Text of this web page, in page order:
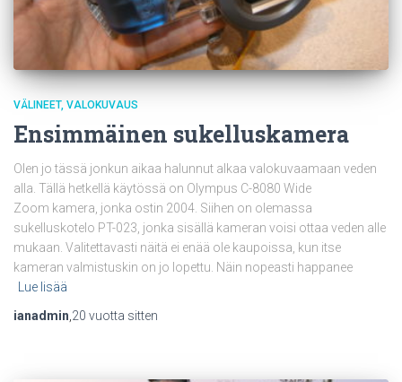
VÄLINEET VALOKUVAUS
Ensimmäinen sukelluskamera
Olen jo tässä jonkun aikaa halunnut alkaa valokuvaamaan veden
alla. Tällä hetkellä käytössä on Olympus C-8080 Wide
Zoom kamera, jonka ostin 2004. Siihen on olemassa
sukelluskotelo PT-023, jonka sisällä kameran voisi ottaa veden alle
mukaan. Valitettavasti näitä ei enää ole kaupoissa, kun itse
kameran valmistuskin on jo lopettu. Näin nopeasti happanee
Lue lisää
ianadmin,20 vuotta sitten